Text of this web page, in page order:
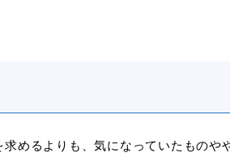
めるよりも、気になっていたものや